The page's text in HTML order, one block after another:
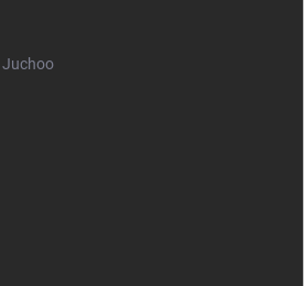
Juchoo